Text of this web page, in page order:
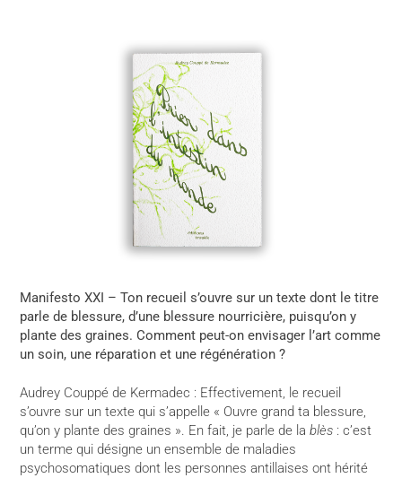
Manifesto XXI – Ton recueil s’ouvre sur un texte dont le titre
parle de blessure, d’une blessure nourricière, puisqu’on y
plante des graines. Comment peut-on envisager l’art comme
un soin, une réparation et une régénération ?
Audrey Couppé de Kermadec : Effectivement, le recueil
s’ouvre sur un texte qui s’appelle « Ouvre grand ta blessure,
qu’on y plante des graines ». En fait, je parle de lablès : c’est
un terme qui désigne un ensemble de maladies
psychosomatiques dont les personnes antillaises ont hérité